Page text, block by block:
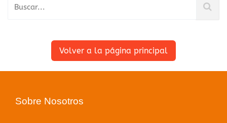
Volver a la página principal
Sobre Nosotros